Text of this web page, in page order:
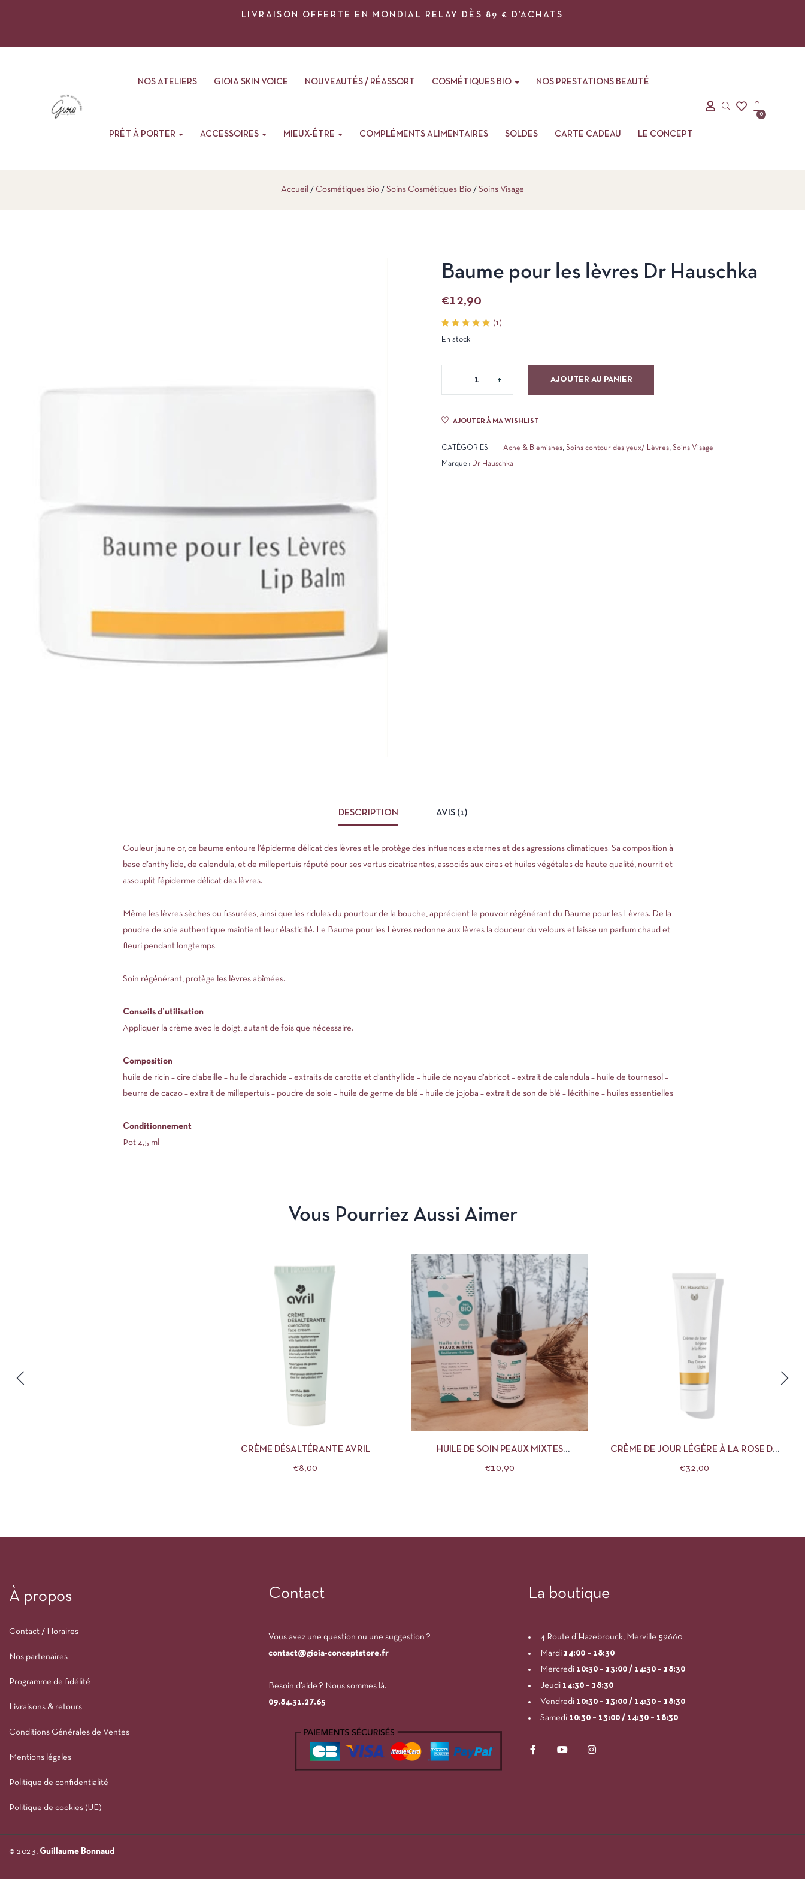
LIVRAISON OFFERTE EN MONDIAL RELAY DÈS 89 € D’ACHATS
NOS ATELIERS GIOIA SKIN VOICE NOUVEAUTÉS / RÉASSORT COSMÉTIQUES BIO NOS PRESTATIONS BEAUTÉ
PRÊT À PORTER ACCESSOIRES MIEUX-ÊTRE COMPLÉMENTS ALIMENTAIRES SOLDES CARTE CADEAU LE CONCEPT
0
Accueil Cosmétiques Bio Soins Cosmétiques Bio Soins Visage
Baume pour les lèvres Dr Hauschka
€12,90
5.00
sur
notation
(1)
En stock
AJOUTER AU PANIER
AJOUTER À MA WISHLIST
CATÉGORIES : Acne & Blemishes, Soins contour des yeux/ Lèvres, Soins Visage
Marque : Dr Hauschka
DESCRIPTION AVIS (1)
Couleur jaune or, ce baume entoure l’épiderme délicat des lèvres et le protège des influences externes et des agressions climatiques. Sa composition à
base d’anthyllide, de calendula, et de millepertuis réputé pour ses vertus cicatrisantes, associés aux cires et huiles végétales de haute qualité, nourrit et
assouplit l’épiderme délicat des lèvres.
Même les lèvres sèches ou fissurées, ainsi que les ridules du pourtour de la bouche, apprécient le pouvoir régénérant du Baume pour les Lèvres. De la
poudre de soie authentique maintient leur élasticité. Le Baume pour les Lèvres redonne aux lèvres la douceur du velours et laisse un parfum chaud et
fleuri pendant longtemps.
Soin régénérant, protège les lèvres abîmées.
Conseils d’utilisation
Appliquer la crème avec le doigt, autant de fois que nécessaire.
Composition
huile de ricin – cire d’abeille – huile d’arachide – extraits de carotte et d’anthyllide – huile de noyau d’abricot – extrait de calendula – huile de tournesol –
beurre de cacao – extrait de millepertuis – poudre de soie – huile de germe de blé – huile de jojoba – extrait de son de blé – lécithine – huiles essentielles
Conditionnement
Pot 4,5 ml
Vous Pourriez Aussi Aimer
CRÈME DÉSALTÉRANTE AVRIL
€8,00
HUILE DE SOIN PEAUX MIXTES
€10,90
AJOUTER AU PANIER
CRÈME DE JOUR LÉGÈRE À LA ROSE DR
€32,00
À propos
Contact / Horaires
Nos partenaires
Programme de fidélité
Livraisons & retours
Conditions Générales de Ventes
Mentions légales
Politique de confidentialité
Politique de cookies (UE)
Contact
Vous avez une question ou une suggestion ?
contact@gioia-conceptstore.fr
Besoin d’aide ? Nous sommes là.
09.84.31.27.65
La boutique
4 Route d’Hazebrouck, Merville 59660
Mardi 14:00– 18:30
Mercredi 10:30 – 13:00 / 14:30 – 18:30
Jeudi 14:30 – 18:30
Vendredi10:30 – 13:00 / 14:30 – 18:30
Samedi 10:30 – 13:00 / 14:30 – 18:30
© 2023, Guillaume Bonnaud